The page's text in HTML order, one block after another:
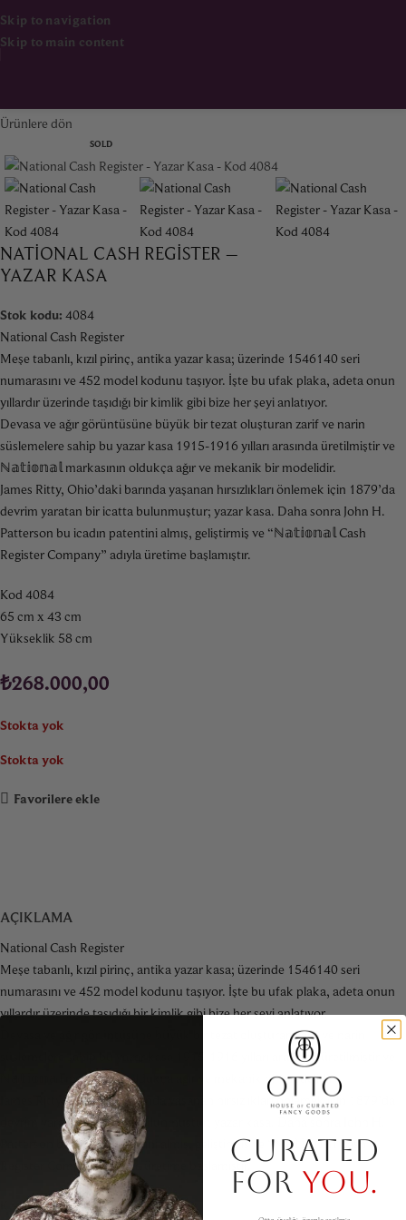
Skip to navigation
Skip to main content
Ürünlere dön
SOLD
NATIONAL CASH REGISTER –
YAZAR KASA
Stok kodu: 4084
National Cash Register
Meşe tabanlı, kızıl pirinç, antika yazar kasa; üzerinde 1546140 seri
numarasını ve 452 model kodunu taşıyor. İşte bu ufak plaka, adeta onun
yıllardır üzerinde taşıdığı bir kimlik gibi bize her şeyi anlatıyor.
Devasa ve ağır görüntüsüne büyük bir tezat oluşturan zarif ve narin
süslemelere sahip bu yazar kasa 1915-1916 yılları arasında üretilmiştir ve
ℕ𝕒𝕥𝕚𝕠𝕟𝕒𝕝 markasının oldukça ağır ve mekanik bir modelidir.
James Ritty, Ohio’daki barında yaşanan hırsızlıkları önlemek için 1879’da
devrim yaratan bir icatta bulunmuştur; yazar kasa. Daha sonra John H.
Patterson bu icadın patentini almış, geliştirmiş ve “ℕ𝕒𝕥𝕚𝕠𝕟𝕒𝕝 Cash
Register Company” adıyla üretime başlamıştır.
Kod 4084
65 cm x 43 cm
Yükseklik 58 cm
₺268.000,00
Stokta yok
Stokta yok
Favorilere ekle
AÇIKLAMA
National Cash Register
Meşe tabanlı, kızıl pirinç, antika yazar kasa; üzerinde 1546140 seri
numarasını ve 452 model kodunu taşıyor. İşte bu ufak plaka, adeta onun
yıllardır üzerinde taşıdığı bir kimlik gibi bize her şeyi anlatıyor.
Devasa ve ağır görüntüsüne büyük bir tezat oluşturan zarif ve narin
süslemelere sahip bu yazar kasa 1915-1916 yılları arasında üretilmiştir ve
ℕ𝕒𝕥𝕚𝕠𝕟𝕒𝕝 markasının oldukça ağır ve mekanik bir modelidir.
James Ritty, Ohio’daki barında yaşanan hırsızlıkları önlemek için 1879’da
devrim yaratan bir icatta bulunmuştur; yazar kasa. Daha sonra John H.
Patterson bu icadın patentini almış, geliştirmiş ve “ℕ𝕒𝕥𝕚𝕠𝕟𝕒𝕝 Cash
Register Company” adıyla üretime başlamıştır.
Kod 4084
CURATED
FOR YOU.